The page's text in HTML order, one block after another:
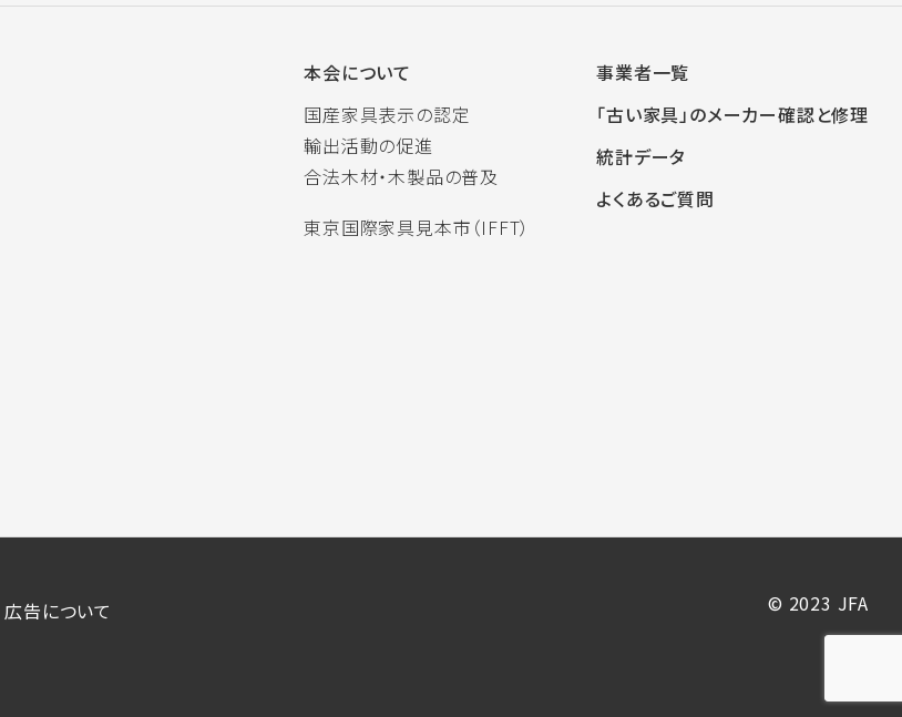
本会について
国産家具表示の認定
輸出活動の促進
合法木材・木製品の普及
東京国際家具見本市（IFFT）
事業者一覧
「古い家具」のメーカー確認と修理
統計データ
よくあるご質問
広告について © 2023 JFA